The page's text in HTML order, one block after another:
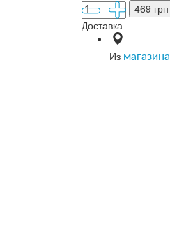
469 грн
Доставка
Из магазина